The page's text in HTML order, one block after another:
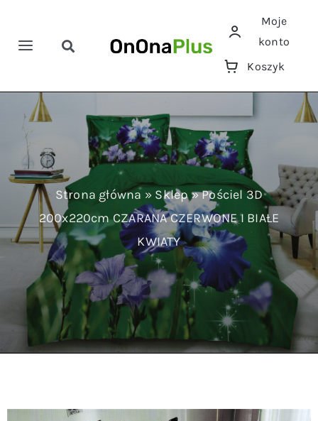
zawartości
Toggle
Pościele
Ręczniki
Koce
Prześcieradła
Toggle
Moje
konto
Koszyk
Strona główna » Sklep»Pościel 3D
200x220cm CZARANA CZERWONE I BIAŁE
KWIATY